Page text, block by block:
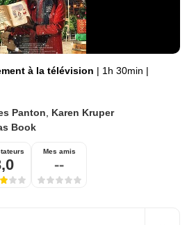
à la télévision | 1h 30min |
Panton
Karen Kruper
Book
Mes amis
--